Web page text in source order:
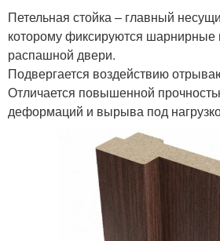
Петельная стойка – главный
которому фиксируются шарнирные
распашной двери.
Подвергается воздействию
Отличается повышенной
деформаций и вырыва под